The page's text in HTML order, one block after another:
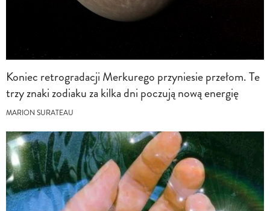
Koniec retrogradacji Merkurego przyniesie przełom. Te
trzy znaki zodiaku za kilka dni poczują nową energię
MARION SURATEAU